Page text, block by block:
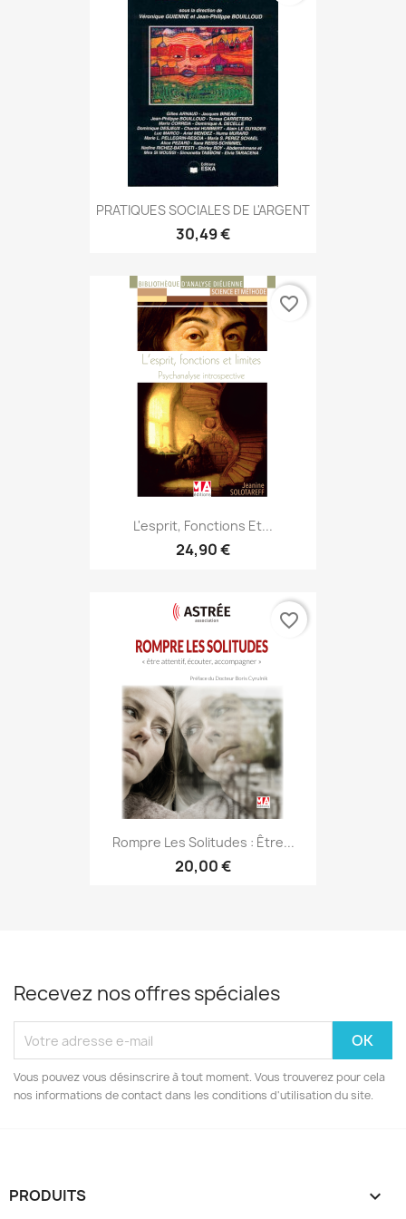
PRATIQUES SOCIALES DE L'ARGENT
30,49 €
L'esprit, Fonctions Et...
24,90 €
favorite_border
Rompre Les Solitudes : Être...
20,00 €
favorite_border
Recevez nos offres spéciales
Vous pouvez vous désinscrire à tout moment. Vous trouverez pour cela
nos informations de contact dans les conditions d'utilisation du site.
PRODUITS 